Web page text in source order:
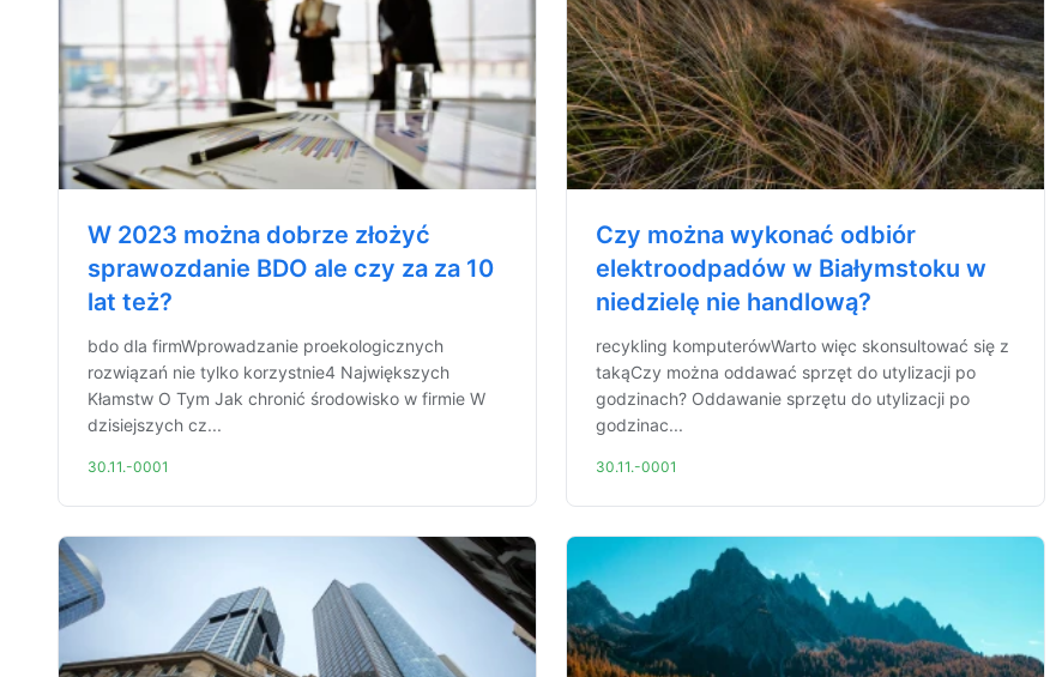
W 2023 można dobrze złożyć
sprawozdanie BDO ale czy za za 10
lat też?
bdo dla firmWprowadzanie proekologicznych
rozwiązań nie tylko korzystnie4 Największych
Kłamstw O Tym Jak chronić środowisko w firmie W
dzisiejszych cz...
30.11.-0001
Czy można wykonać odbiór
elektroodpadów w Białymstoku w
niedzielę nie handlową?
recykling komputerówWarto więc skonsultować się z
takąCzy można oddawać sprzęt do utylizacji po
godzinach? Oddawanie sprzętu do utylizacji po
godzinac...
30.11.-0001